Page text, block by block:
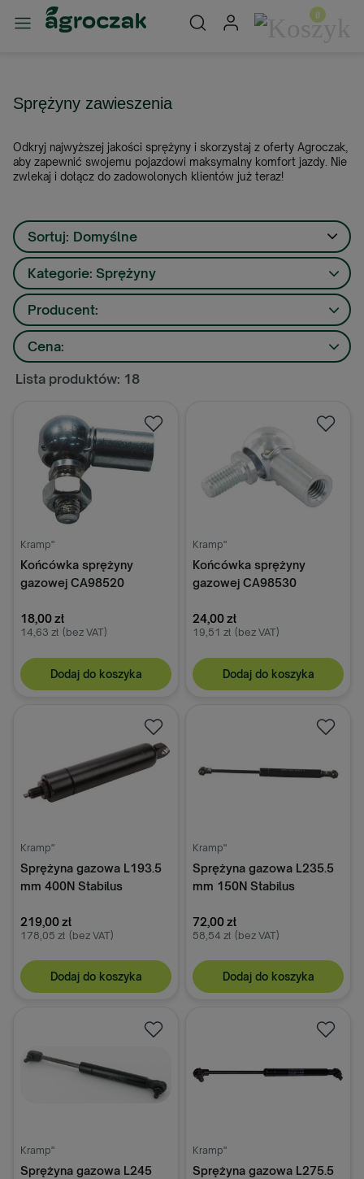
Sprężyny zawieszenia
Odkryj najwyższej jakości sprężyny i skorzystaj z oferty Agroczak,
aby zapewnić swojemu pojazdowi maksymalny komfort jazdy. Nie
zwlekaj i dołącz do zadowolonych klientów już teraz!
Sortuj: Domyślne
Kategorie: Sprężyny
Producent:
Cena:
Lista produktów: 18
Kramp"
Końcówka sprężyny
gazowej CA98520
18,00 zł
14,63 zł (bez VAT)
Dodaj do koszyka
Kramp"
Końcówka sprężyny
gazowej CA98530
24,00 zł
19,51 zł (bez VAT)
Dodaj do koszyka
Kramp"
Sprężyna gazowa L193.5
mm 400N Stabilus
219,00 zł
178,05 zł (bez VAT)
Dodaj do koszyka
Kramp"
Sprężyna gazowa L235.5
mm 150N Stabilus
72,00 zł
58,54 zł (bez VAT)
Dodaj do koszyka
Kramp"
Sprężyna gazowa L245
Kramp"
Sprężyna gazowa L275.5